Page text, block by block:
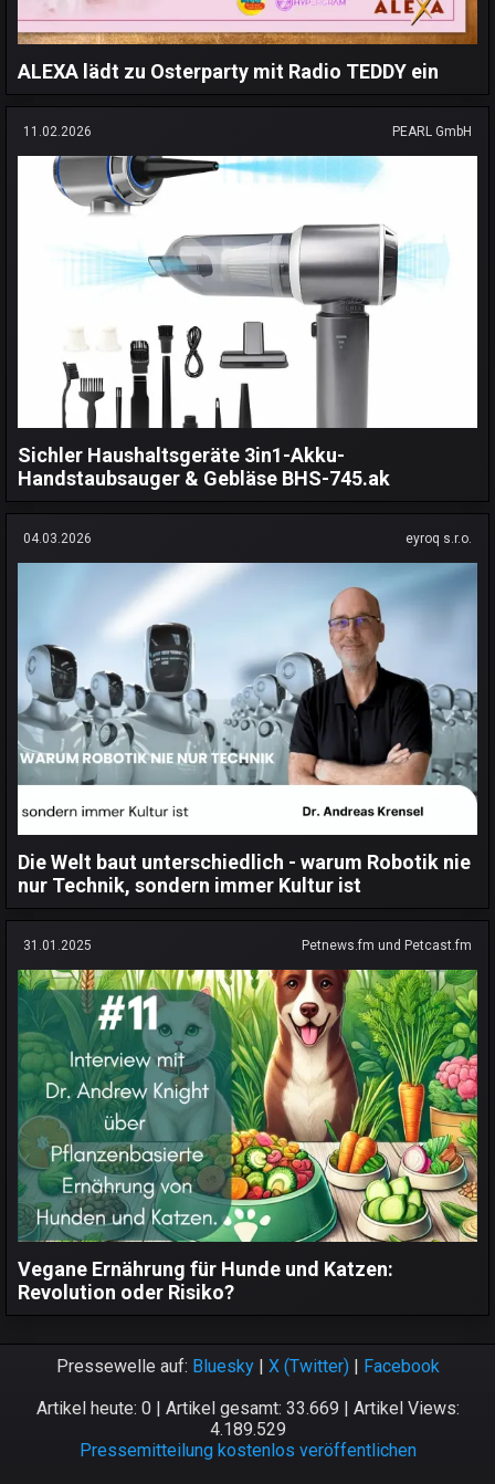
ALEXA lädt zu Osterparty mit Radio TEDDY ein
11.02.2026 PEARL GmbH
Sichler Haushaltsgeräte 3in1-Akku-
Handstaubsauger & Gebläse BHS-745.ak
04.03.2026 eyroq s.r.o.
Die Welt baut unterschiedlich - warum Robotik nie
nur Technik, sondern immer Kultur ist
31.01.2025 Petnews.fm und Petcast.fm
Vegane Ernährung für Hunde und Katzen:
Revolution oder Risiko?
Pressewelle auf: Bluesky| X (Twitter)| Facebook
Artikel heute: 0 | Artikel gesamt: 33.669 | Artikel Views:
4.189.529
Pressemitteilung kostenlos veröffentlichen